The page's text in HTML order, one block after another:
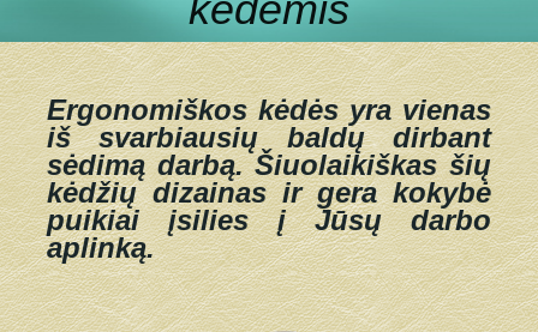
Ergonomiškos kėdės yra vienas
iš svarbiausių baldų dirbant
sėdimą darbą.Šiuolaikiškas šių
kėdžių dizainas ir gera kokybė
puikiai įsilies į Jūsų darbo
aplinką.